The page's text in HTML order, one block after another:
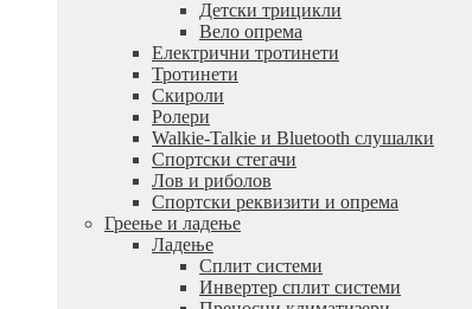
Детски трицикли
Вело опрема
Електрични тротинети
Тротинети
Скироли
Ролери
Walkie-Talkie и Bluetooth слушалки
Спортски стегачи
Лов и риболов
Спортски реквизити и опрема
Греење и ладење
Ладење
Сплит системи
Инвертер сплит системи